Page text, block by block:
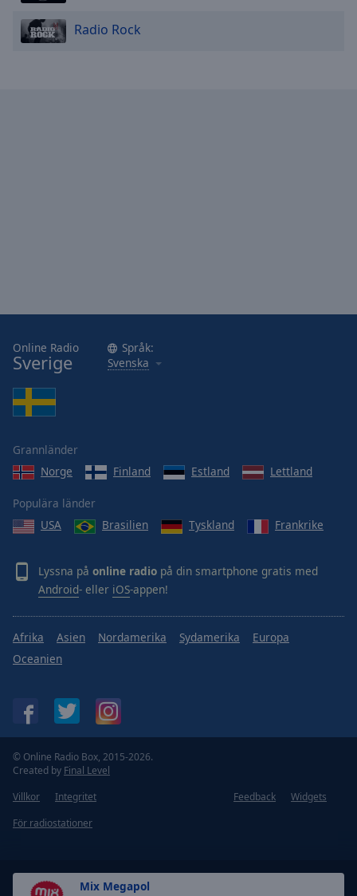
Mix Megapol
Radio Rock
Online Radio
Sverige
Språk:
Svenska
Grannländer
Norge
Finland Estland Lettland
Populära länder
USA
Brasilien Tyskland Frankrike
Lyssna på online radio på din smartphone gratis med
Android- eller iOS-appen!
Afrika Asien Nordamerika Sydamerika
Europa
Oceanien
© Online Radio Box, 2015-2026.
Created by Final Level
Villkor
Integritet Feedback
Widgets
För radiostationer